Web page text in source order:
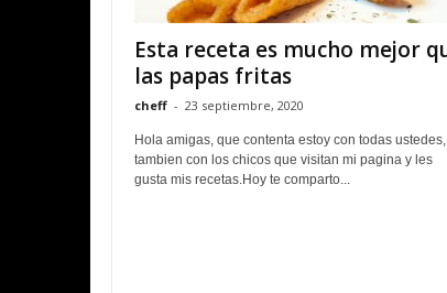
Esta receta es mucho mejor
las papas fritas
cheff - 23 septiembre, 2020
Hola amigas, que contenta estoy con todas
tambien con los chicos que visitan mi pagina y les
gusta mis recetas.Hoy te comparto...